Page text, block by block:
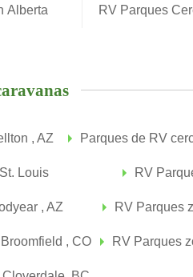
Alberta
RV Parques
, AZ Parques de RV
Louis RV
, AZ RV Parques
, CO RV Parques